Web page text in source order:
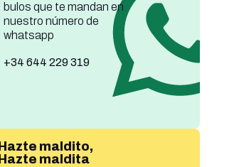
bulos que te mandan en
nuestro número de
whatsapp
+34 644 229 319
Hazte maldito,
Hazte maldita